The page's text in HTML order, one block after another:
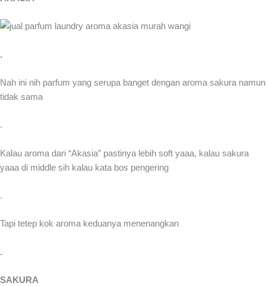
.
Nah ini nih parfum yang serupa banget dengan aroma sakura namun
tidak sama
.
Kalau aroma dari “Akasia” pastinya lebih soft yaaa, kalau sakura
yaaa di middle sih kalau kata bos pengering
.
Tapi tetep kok aroma keduanya menenangkan
.
SAKURA